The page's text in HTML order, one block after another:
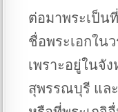
ต่อมาพระเป็น
ชื่อพระเอกใ
เพราะอยู่ในจั
สุพรรณบุรี แล